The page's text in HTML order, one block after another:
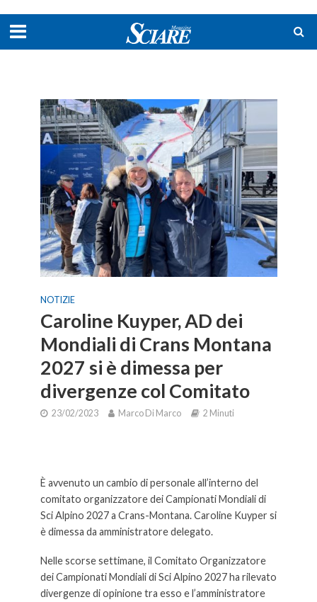
NOTIZIE
Caroline Kuyper, AD dei
Mondiali di Crans Montana
2027 si è dimessa per
divergenze col Comitato
23/02/2023 Marco Di Marco 2 Minuti
È avvenuto un cambio di personale all’interno del
comitato organizzatore dei Campionati Mondiali di
Sci Alpino 2027 a Crans-Montana. Caroline Kuyper si
è dimessa da amministratore delegato.
Nelle scorse settimane, il Comitato Organizzatore
dei Campionati Mondiali di Sci Alpino 2027 ha rilevato
divergenze di opinione tra esso e l’amministratore